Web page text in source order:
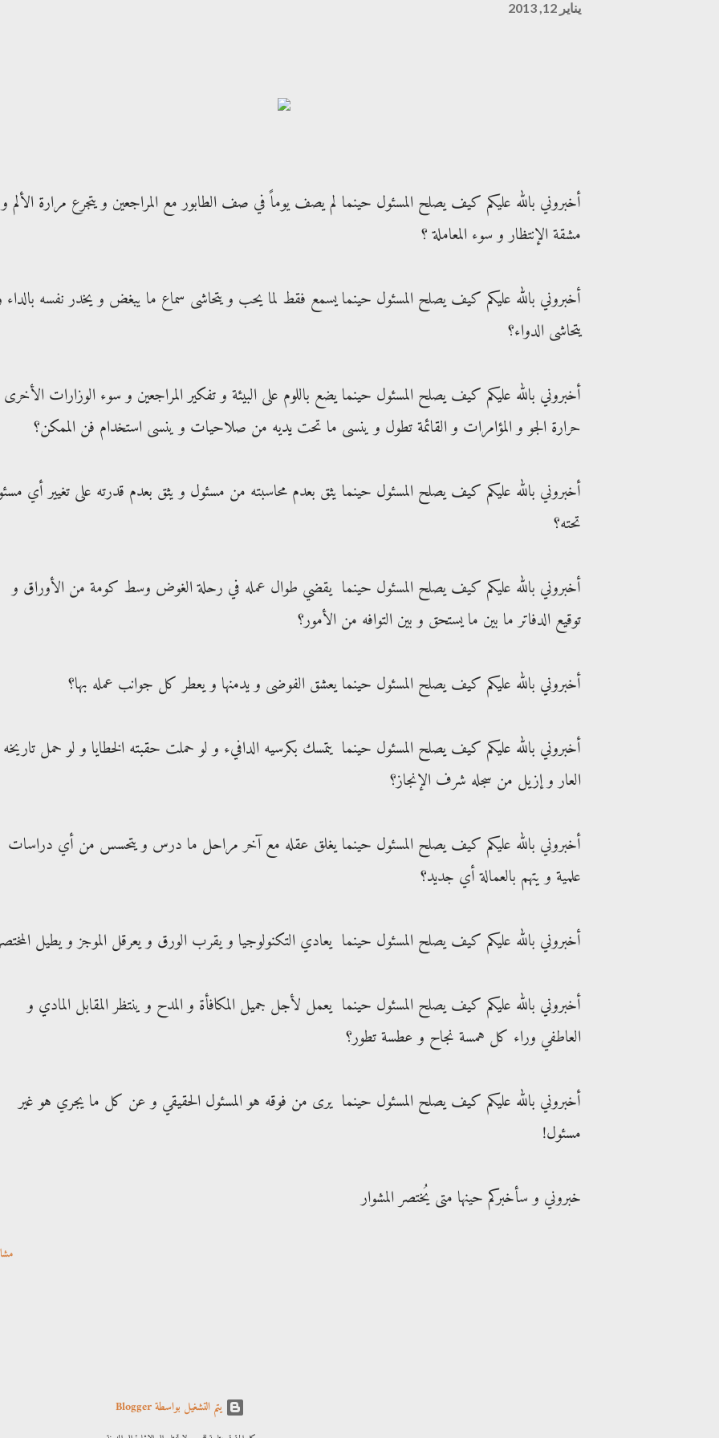
يناير 12, 2013
أخبروني بالله عليكم كيف يصلح المسئول حينما لم يصف يوماً في صف الطابور مع المراجعين و يتجرع مرارة الألم و
مشقة الإنتظار و سوء المعاملة ؟
أخبروني بالله عليكم كيف يصلح المسئول حينما يسمع فقط لما يحب و يتحاشى سماع ما يبغض و يخدر نفسه بالداء
يتحاشى الدواء؟
أخبروني بالله عليكم كيف يصلح المسئول حينما يضع باللوم على البيئة و تفكير المراجعين و سوء الوزارات
حرارة الجو و المؤامرات و القائمة تطول و ينسى ما تحت يديه من صلاحيات و ينسى استخدام فن الممكن؟
أخبروني بالله عليكم كيف يصلح المسئول حينما يثق بعدم محاسبته من مسئول و يثق بعدم قدرته على تغيير أي
تحته؟
أخبروني بالله عليكم كيف يصلح المسئول حينما يقضي طوال عمله في رحلة الغوض وسط كومة من الأوراق و
توقيع الدفاتر ما بين ما يستحق و بين التوافه من الأمور؟
أخبروني بالله عليكم كيف يصلح المسئول حينما يعشق الفوضى و يدمنها و يعطر كل جوانب عمله بها؟
أخبروني بالله عليكم كيف يصلح المسئول حينما يتمسك بكرسيه الدافيء و لو حملت حقبته الخطايا و لو حمل تاريخه
العار و إزيل من سجله شرف الإنجاز؟
علمية و يتهم بالعمالة أي جديد؟
أخبروني بالله عليكم كيف يصلح المسئول حينما يعادي التكنولوجيا و يقرب الورق و يعرقل الموجز و يطيل
أخبروني بالله عليكم كيف يصلح المسئول حينما يعمل لأجل جميل المكافأة و المدح و ينتظر المقابل المادي و
العاطفي وراء كل همسة نجاح و عطسة تطور؟
أخبروني بالله عليكم كيف يصلح المسئول حينما يرى من فوقه هو المسئول الحقيقي و عن كل ما يجري هو غير
مسئول!
خبروني و سأخبركم حينها متى يُختصر المشوار
‏يتم التشغيل بواسطة Blogger